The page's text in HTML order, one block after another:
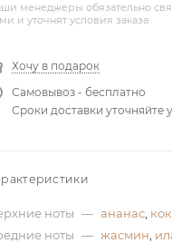
менеджеры обязательно
и уточнят условия заказа
Хочу в подарок
Самовывоз - бесплатно
Сроки доставки уточняйте
ноты — ананас,
ноты — жасмин